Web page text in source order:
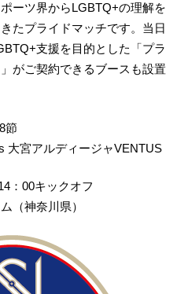
ーツ界からLGBTQ+の理解を
たプライドマッチです。当日
支援を目的とした「プラ
がご契約できるブースも設置
節
大宮アルディージャVENTUS
：00キックオフ
（神奈川県）